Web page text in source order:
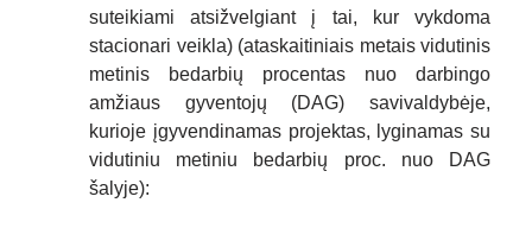
suteikiami atsižvelgiant į tai, kur vykdoma
stacionari veikla) (ataskaitiniais metais vidutinis
metinis bedarbių procentas nuo darbingo
amžiaus gyventojų (DAG) savivaldybėje,
kurioje įgyvendinamas projektas, lyginamas su
vidutiniu metiniu bedarbių proc. nuo DAG
šalyje):